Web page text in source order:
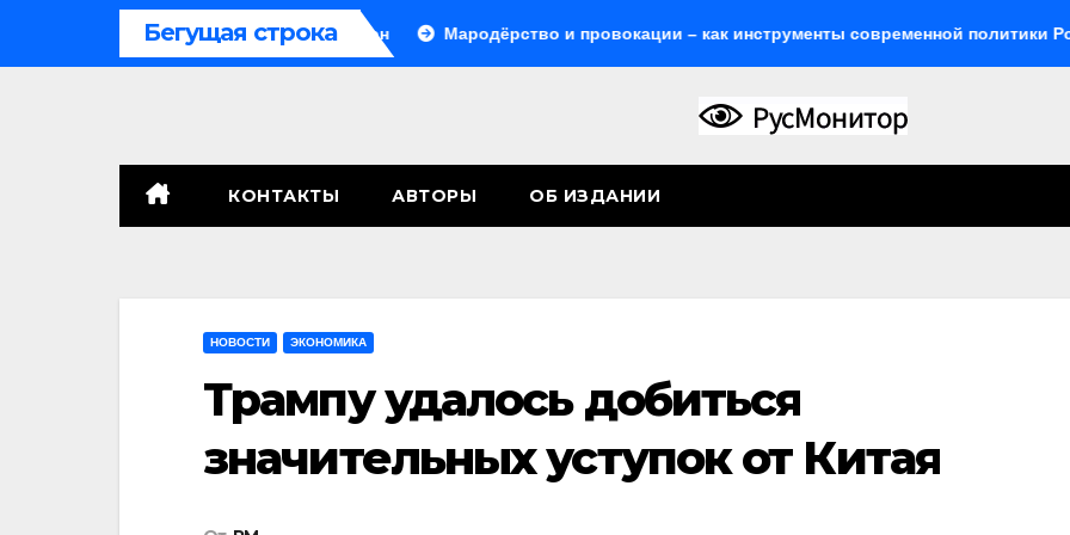
Бегущая строка
сенат принимает по Грэму закон Мародёрство и провокации – как инструменты современной политики России
КОНТАКТЫ АВТОРЫ ОБ ИЗДАНИИ
НОВОСТИ ЭКОНОМИКА
Трампу удалось добиться
значительных уступок от Китая